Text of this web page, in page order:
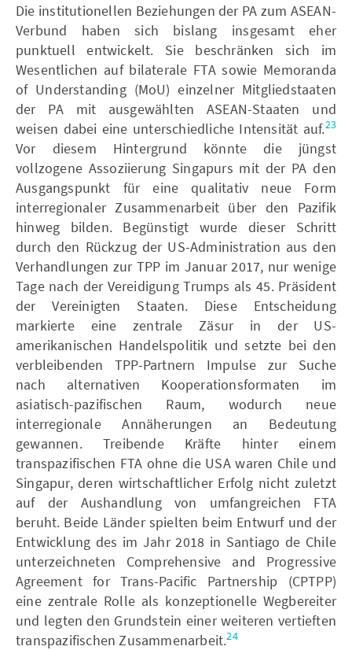
Die institutionellen Beziehungen der PA zum ASEAN-
Verbund haben sich bislang insgesamt eher
punktuell entwickelt. Sie beschränken sich im
Wesentlichen auf bilaterale FTA sowie Memoranda
of Understanding (MoU) einzelner Mitgliedstaaten
der PA mit ausgewählten ASEAN-Staaten und
weisen dabei eine unterschiedliche Intensität auf.23
Vor diesem Hintergrund könnte die jüngst
vollzogene Assoziierung Singapurs mit der PA den
Ausgangspunkt für eine qualitativ neue Form
interregionaler Zusammenarbeit über den Pazifik
hinweg bilden. Begünstigt wurde dieser Schritt
durch den Rückzug der US-Administration aus den
Verhandlungen zur TPP im Januar 2017, nur wenige
Tage nach der Vereidigung Trumps als 45. Präsident
der Vereinigten Staaten. Diese Entscheidung
markierte eine zentrale Zäsur in der US-
amerikanischen Handelspolitik und setzte bei den
verbleibenden TPP-Partnern Impulse zur Suche
nach alternativen Kooperationsformaten im
asiatisch-pazifischen Raum, wodurch neue
interregionale Annäherungen an Bedeutung
gewannen. Treibende Kräfte hinter einem
transpazifischen FTA ohne die USA waren Chile und
Singapur, deren wirtschaftlicher Erfolg nicht zuletzt
auf der Aushandlung von umfangreichen FTA
beruht. Beide Länder spielten beim Entwurf und der
Entwicklung des im Jahr 2018 in Santiago de Chile
unterzeichneten Comprehensive and Progressive
Agreement for Trans-Pacific Partnership (CPTPP)
eine zentrale Rolle als konzeptionelle Wegbereiter
und legten den Grundstein einer weiteren vertieften
transpazifischen Zusammenarbeit.24